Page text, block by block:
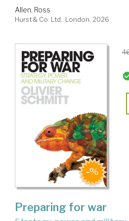
Allen, Ross
Hurst & Co. Ltd.. London, 2026
Preparing for war